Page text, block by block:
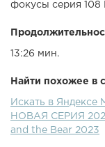
фокусы серия 108
13:26 мин.
Найти похожее в
Искать в
НОВАЯ СЕРИЯ
and the Bear 2023